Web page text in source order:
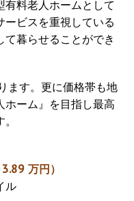
料老人ホームとして
ービスを重視している
暮らせることができ
ます。更に価格帯も地
ホーム』を目指し最高
万円）
ル